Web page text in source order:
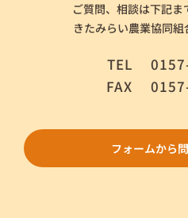
ご質問、相談は下記ま
きたみらい農業協同
TEL
FAX
フォームから